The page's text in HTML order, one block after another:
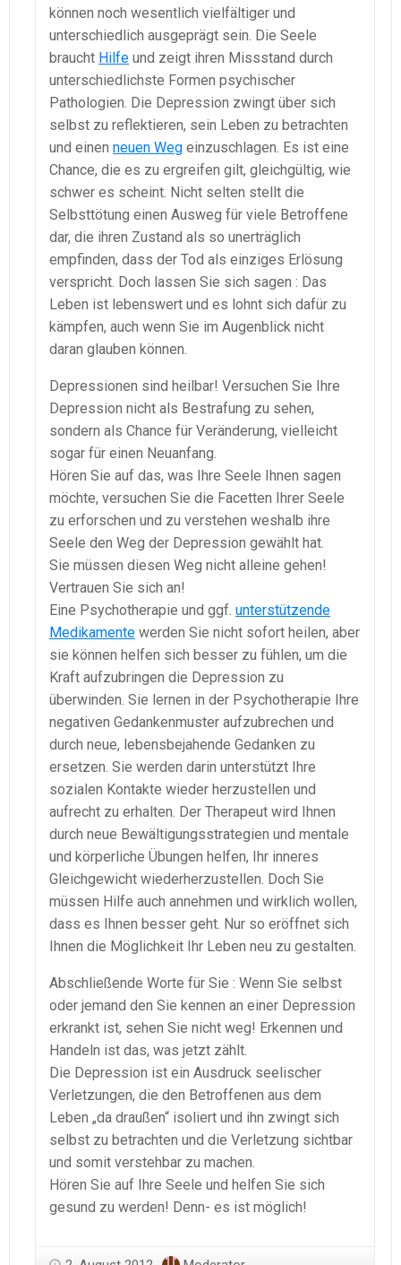
können noch wesentlich vielfältiger und
unterschiedlich ausgeprägt sein. Die Seele
braucht Hilfe und zeigt ihren Missstand durch
unterschiedlichste Formen psychischer
Pathologien. Die Depression zwingt über sich
selbst zu reflektieren, sein Leben zu betrachten
und einen neuen Weg einzuschlagen. Es ist eine
Chance, die es zu ergreifen gilt, gleichgültig, wie
schwer es scheint. Nicht selten stellt die
Selbsttötung einen Ausweg für viele Betroffene
dar, die ihren Zustand als so unerträglich
empfinden, dass der Tod als einziges Erlösung
verspricht. Doch lassen Sie sich sagen : Das
Leben ist lebenswert und es lohnt sich dafür zu
kämpfen, auch wenn Sie im Augenblick nicht
daran glauben können.
Depressionen sind heilbar! Versuchen Sie Ihre
Depression nicht als Bestrafung zu sehen,
sondern als Chance für Veränderung, vielleicht
sogar für einen Neuanfang.
Hören Sie auf das, was Ihre Seele Ihnen sagen
möchte, versuchen Sie die Facetten Ihrer Seele
zu erforschen und zu verstehen weshalb ihre
Seele den Weg der Depression gewählt hat.
Sie müssen diesen Weg nicht alleine gehen!
Vertrauen Sie sich an!
Eine Psychotherapie und ggf. unterstützende
Medikamente werden Sie nicht sofort heilen, aber
sie können helfen sich besser zu fühlen, um die
Kraft aufzubringen die Depression zu
überwinden. Sie lernen in der Psychotherapie Ihre
negativen Gedankenmuster aufzubrechen und
durch neue, lebensbejahende Gedanken zu
ersetzen. Sie werden darin unterstützt Ihre
sozialen Kontakte wieder herzustellen und
aufrecht zu erhalten. Der Therapeut wird Ihnen
durch neue Bewältigungsstrategien und mentale
und körperliche Übungen helfen, Ihr inneres
Gleichgewicht wiederherzustellen. Doch Sie
müssen Hilfe auch annehmen und wirklich wollen,
dass es Ihnen besser geht. Nur so eröffnet sich
Ihnen die Möglichkeit Ihr Leben neu zu gestalten.
Abschließende Worte für Sie : Wenn Sie selbst
oder jemand den Sie kennen an einer Depression
erkrankt ist, sehen Sie nicht weg! Erkennen und
Handeln ist das, was jetzt zählt.
Die Depression ist ein Ausdruck seelischer
Verletzungen, die den Betroffenen aus dem
Leben „da draußen“ isoliert und ihn zwingt sich
selbst zu betrachten und die Verletzung sichtbar
und somit verstehbar zu machen.
Hören Sie auf Ihre Seele und helfen Sie sich
gesund zu werden! Denn- es ist möglich!